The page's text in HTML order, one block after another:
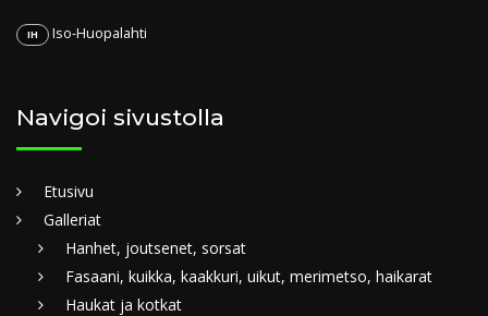
IH Iso-Huopalahti
Navigoi sivustolla
Etusivu
Galleriat
Hanhet, joutsenet, sorsat
Fasaani, kuikka, kaakkuri, uikut, merimetso, haikarat
Haukat ja kotkat